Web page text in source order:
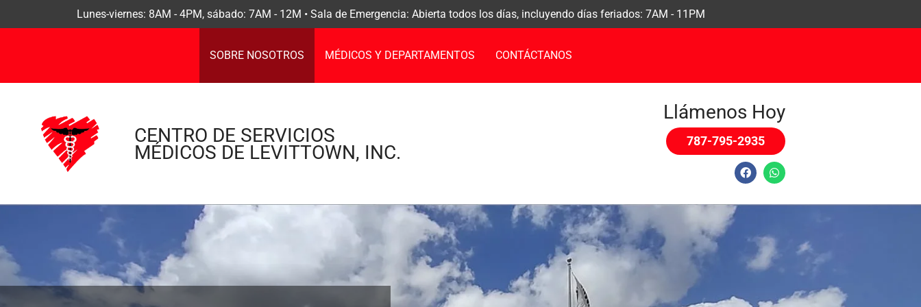
Lunes-viernes: 8AM - 4PM, sábado: 7AM - 12M • Sala de Emergencia: Abierta todos los días, incluyendo días feriados: 7AM - 11PM
SOBRE NOSOTROS MÉDICOS Y DEPARTAMENTOS CONTÁCTANOS
CENTRO DE SERVICIOS
MÉDICOS DE LEVITTOWN, INC.
Llámenos Hoy
787-795-2935